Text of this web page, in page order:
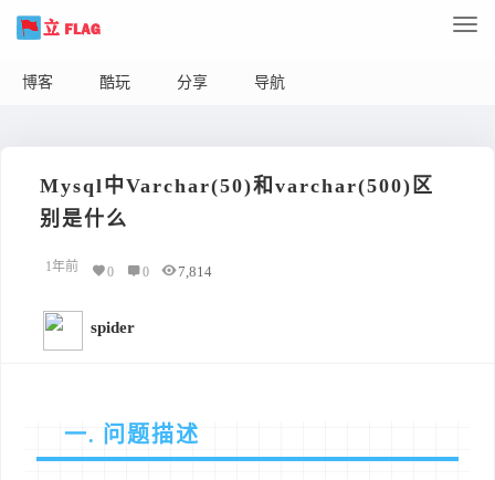
博客 酷玩 分享 导航
Mysql中Varchar(50)和varchar(500)区
别是什么
1年前 0 0 7,814
spider
一. 问题描述